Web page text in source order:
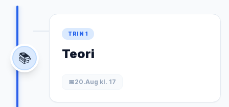
TRIN 1
Teori
📅20.Aug kl. 17
📚